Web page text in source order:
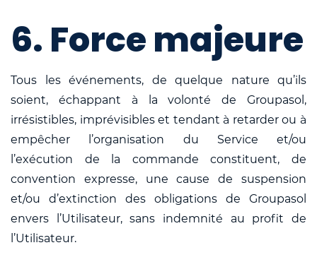
6. Force majeure
Tous les événements, de quelque nature qu’ils
soient, échappant à la volonté de Groupasol,
irrésistibles, imprévisibles et tendant à retarder ou à
empêcher l’organisation du Service et/ou
l’exécution de la commande constituent, de
convention expresse, une cause de suspension
et/ou d’extinction des obligations de Groupasol
envers l’Utilisateur, sans indemnité au profit de
l’Utilisateur.